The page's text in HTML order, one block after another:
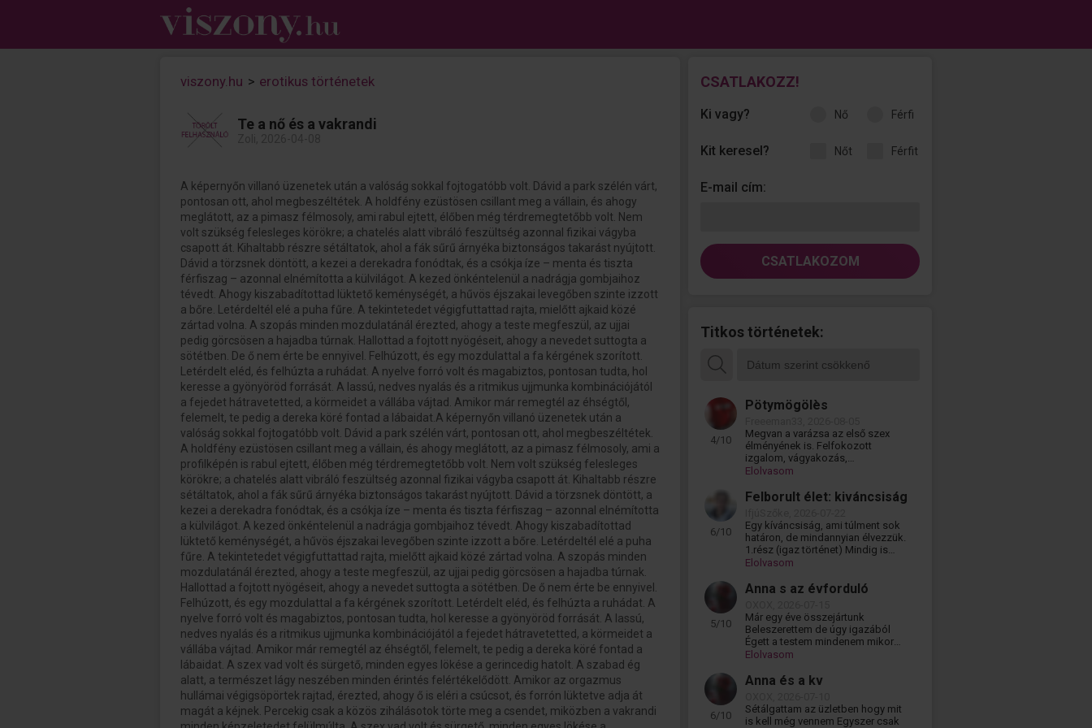
viszony.hu > erotikus történetek
Te a nő és a vakrandi
A képernyőn villanó üzenetek után a valóság sokkal fojtogatóbb volt. Dávid a park szélén várt,
pontosan ott, ahol megbeszéltétek. A holdfény ezüstösen csillant meg a vállain, és ahogy
meglátott, az a pimasz félmosoly, ami rabul ejtett, élőben még térdremegtetőbb volt. Nem
volt szükség felesleges körökre; a chatelés alatt vibráló feszültség azonnal fizikai vágyba
csapott át. Kihaltabb részre sétáltatok, ahol a fák sűrű árnyéka biztonságos takarást nyújtott.
Dávid a törzsnek döntött, a kezei a derekadra fonódtak, és a csókja íze – menta és tiszta
férfiszag – azonnal elnémította a külvilágot. A kezed önkéntelenül a nadrágja gombjaihoz
tévedt. Ahogy kiszabadítottad lüktető keménységét, a hűvös éjszakai levegőben szinte izzott
a bőre. Letérdeltél elé a puha fűre. A tekintetedet végigfuttattad rajta, mielőtt ajkaid közé
zártad volna. A szopás minden mozdulatánál érezted, ahogy a teste megfeszül, az ujjai
pedig görcsösen a hajadba túrnak. Hallottad a fojtott nyögéseit, ahogy a nevedet suttogta a
sötétben. De ő nem érte be ennyivel. Felhúzott, és egy mozdulattal a fa kérgének szorított.
Letérdelt eléd, és felhúzta a ruhádat. A nyelve forró volt és magabiztos, pontosan tudta, hol
keresse a gyönyöröd forrását. A lassú, nedves nyalás és a ritmikus ujjmunka kombinációjától
a fejedet hátravetetted, a körmeidet a vállába vájtad. Amikor már remegtél az éhségtől,
felemelt, te pedig a dereka köré fontad a lábaidat.A képernyőn villanó üzenetek után a
valóság sokkal fojtogatóbb volt. Dávid a park szélén várt, pontosan ott, ahol megbeszéltétek.
A holdfény ezüstösen csillant meg a vállain, és ahogy meglátott, az a pimasz félmosoly, ami a
profilképén is rabul ejtett, élőben még térdremegtetőbb volt. Nem volt szükség felesleges
körökre; a chatelés alatt vibráló feszültség azonnal fizikai vágyba csapott át. Kihaltabb részre
sétáltatok, ahol a fák sűrű árnyéka biztonságos takarást nyújtott. Dávid a törzsnek döntött, a
kezei a derekadra fonódtak, és a csókja íze – menta és tiszta férfiszag – azonnal elnémította
a külvilágot. A kezed önkéntelenül a nadrágja gombjaihoz tévedt. Ahogy kiszabadítottad
lüktető keménységét, a hűvös éjszakai levegőben szinte izzott a bőre. Letérdeltél elé a puha
fűre. A tekintetedet végigfuttattad rajta, mielőtt ajkaid közé zártad volna. A szopás minden
mozdulatánál érezted, ahogy a teste megfeszül, az ujjai pedig görcsösen a hajadba túrnak.
Hallottad a fojtott nyögéseit, ahogy a nevedet suttogta a sötétben. De ő nem érte be ennyivel.
Felhúzott, és egy mozdulattal a fa kérgének szorított. Letérdelt eléd, és felhúzta a ruhádat. A
nyelve forró volt és magabiztos, pontosan tudta, hol keresse a gyönyöröd forrását. A lassú,
nedves nyalás és a ritmikus ujjmunka kombinációjától a fejedet hátravetetted, a körmeidet a
vállába vájtad. Amikor már remegtél az éhségtől, felemelt, te pedig a dereka köré fontad a
lábaidat. A szex vad volt és sürgető, minden egyes lökése a gerincedig hatolt. A szabad ég
alatt, a természet lágy neszében minden érintés felértékelődött. Amikor az orgazmus
hullámai végigsöpörtek rajtad, érezted, ahogy ő is eléri a csúcsot, és forrón lüktetve adja át
magát a kéjnek. Percekig csak a közös zihálásotok törte meg a csendet, miközben a vakrandi
CSATLAKOZZ!
Ki vagy? nő férfi
Kit keresel? nőt férfit
E-mail cím:
CSATLAKOZOM
Titkos történetek:
4/10
Pötymögölès
Megvan a varázsa az első szex
élményének is. Felfokozott
izgalom, vágyakozás,
kíváncsiság. És persze mindig a
Elolvasom
6/10
Felborult élet: kiváncsiság
Egy kíváncsiság, ami túlment sok
határon, de mindannyian élvezzük.
1.rész (igaz történet) Mindig is
kíváncsi voltam. Milyen lenne ez...
Elolvasom
5/10
Anna s az évforduló
Már egy éve összejártunk
Beleszerettem de úgy igazából
Égett a testem mindenem mikor
vele voltam ez nem csak pillangók
Elolvasom
6/10
Anna és a kv
Sétálgattam az üzletben hogy mit
is kell még vennem Egyszer csak